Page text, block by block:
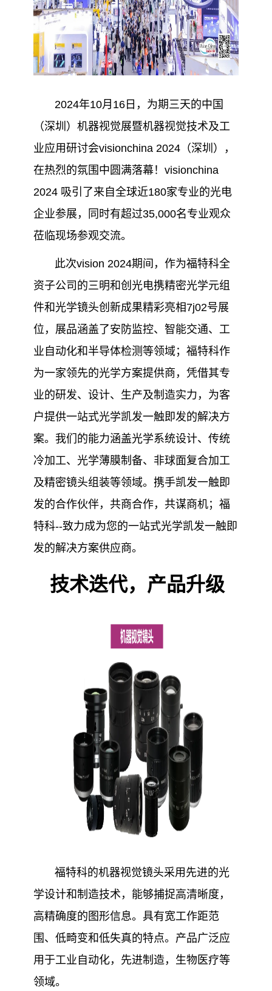
2024年10月16日，为期三天的中国
（深圳）机器视觉展暨机器视觉技术及工
业应用研讨会visionchina 2024（深圳），
在热烈的氛围中圆满落幕！visionchina
2024 吸引了来自全球近180家专业的光电
企业参展，同时有超过35,000名专业观众
莅临现场参观交流。
此次vision 2024期间，作为福特科全
资子公司的三明和创光电携精密光学元组
件和光学镜头创新成果精彩亮相7j02号展
位，展品涵盖了安防监控、智能交通、工
业自动化和半导体检测等领域；福特科作
为一家领先的光学方案提供商，凭借其专
业的研发、设计、生产及制造实力，为客
户提供一站式光学凯发一触即发的解决方
案。我们的能力涵盖光学系统设计、传统
冷加工、光学薄膜制备、非球面复合加工
及精密镜头组装等领域。携手凯发一触即
发的合作伙伴，共商合作，共谋商机；福
特科--致力成为您的一站式光学凯发一触即
发的解决方案供应商。
技术迭代，产品升级
福特科的机器视觉镜头采用先进的光
学设计和制造技术，能够捕捉高清晰度，
高精确度的图形信息。具有宽工作距范
围、低畸变和低失真的特点。产品广泛应
用于工业自动化，先进制造，生物医疗等
领域。